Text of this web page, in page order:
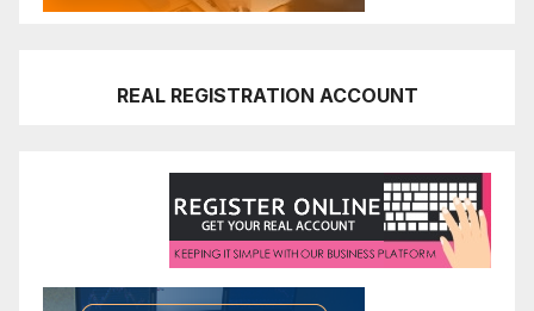
REAL REGISTRATION ACCOUNT